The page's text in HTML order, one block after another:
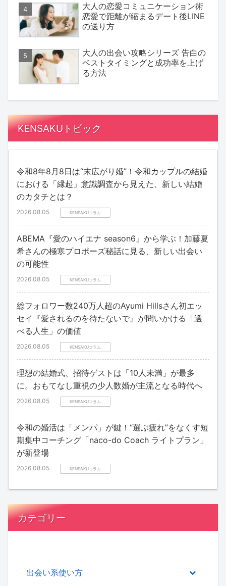
大人の恋愛コミュニケーション術
恋愛で距離が縮まるデート後LINE
の送り方
大人の出会い攻略シリーズ 告白の
ベストタイミングと成功率を上げ
る方法
KENSAKUトピック
令和8年8月8日は“末広がり婚”！令和カップルの結婚
における「縁起」意識調査から見えた、新しい結婚
のカタチとは？
2026.08.05 KENSAKUコラム
ABEMA『愛のハイエナ season6』から学ぶ！加藤夏
希さんの極寒プロポーズ秘話に見る、新しい出会い
の可能性
2026.08.05 KENSAKUコラム
総フォロワー数240万人超のAyumi Hillsさん初エッ
セイ『愛されるのを待たないで』が問いかける「選
べる人生」の価値
2026.08.05 KENSAKUコラム
理想の結婚式、招待ゲストは「10人未満」が最多
に。おもてなし重視の少人数婚が主流となる時代へ
2026.08.05 KENSAKUコラム
令和の婚活は「メンパ」が鍵！“選ぶ疲れ”をなくす短
期集中コーチング「naco-do Coach ライトプラン」
が新登場
2026.08.05 KENSAKUコラム
カテゴリー
出会い系使い方